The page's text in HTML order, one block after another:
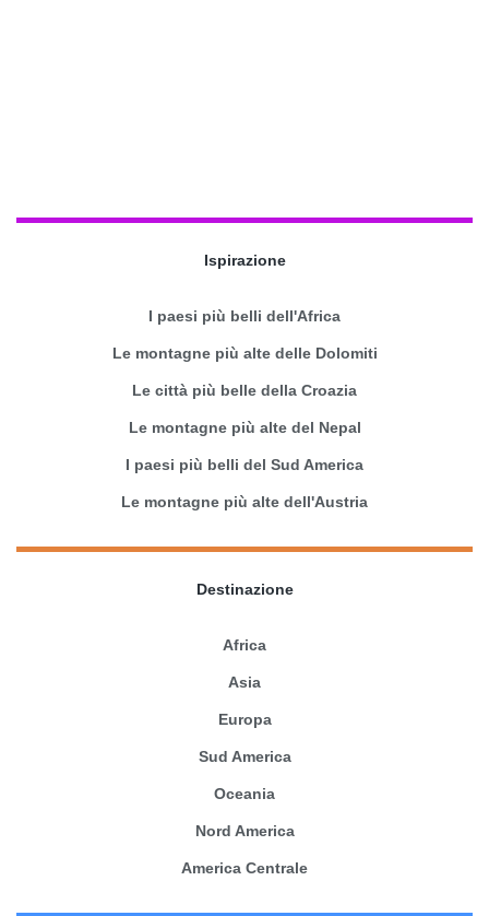
Ispirazione
I paesi più belli dell'Africa
Le montagne più alte delle Dolomiti
Le città più belle della Croazia
Le montagne più alte del Nepal
I paesi più belli del Sud America
Le montagne più alte dell'Austria
Destinazione
Africa
Asia
Europa
Sud America
Oceania
Nord America
America Centrale